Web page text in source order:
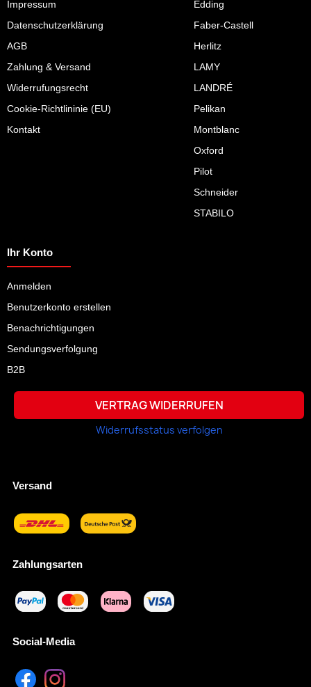
Impressum
Datenschutzerklärung
AGB
Zahlung & Versand
Widerrufungsrecht
Cookie-Richtlininie (EU)
Kontakt
Edding
Faber-Castell
Herlitz
LAMY
LANDRÉ
Pelikan
Montblanc
Oxford
Pilot
Schneider
STABILO
Ihr Konto
Anmelden
Benutzerkonto erstellen
Benachrichtigungen
Sendungsverfolgung
B2B
VERTRAG WIDERRUFEN
Widerrufsstatus verfolgen
Versand
Zahlungsarten
Social-Media